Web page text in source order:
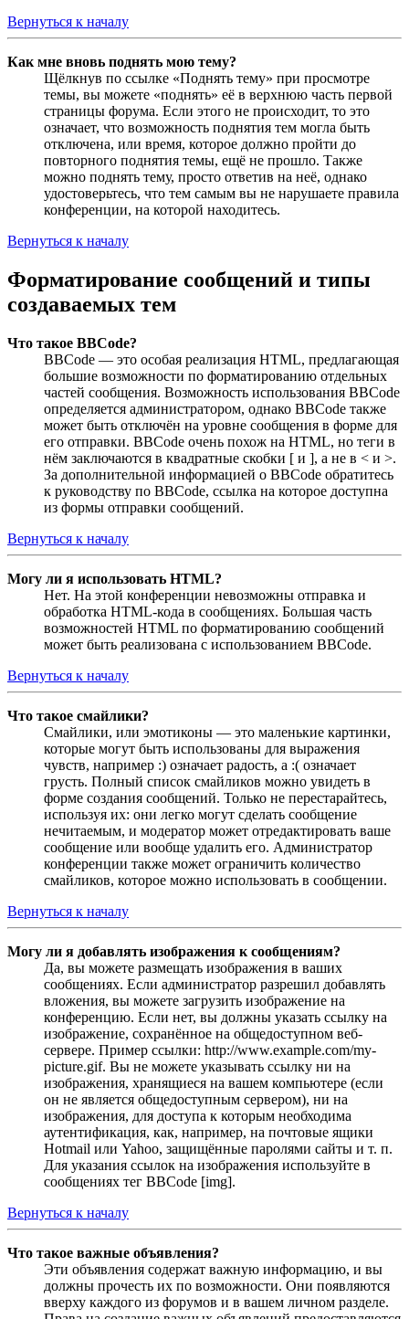
Вернуться к началу
Как мне вновь поднять мою тему?
Щёлкнув по ссылке «Поднять тему» при просмотре
темы, вы можете «поднять» её в верхнюю часть первой
страницы форума. Если этого не происходит, то это
означает, что возможность поднятия тем могла быть
отключена, или время, которое должно пройти до
повторного поднятия темы, ещё не прошло. Также
можно поднять тему, просто ответив на неё, однако
удостоверьтесь, что тем самым вы не нарушаете правила
конференции, на которой находитесь.
Вернуться к началу
Форматирование сообщений и типы
создаваемых тем
Что такое BBCode?
BBCode — это особая реализация HTML, предлагающая
большие возможности по форматированию отдельных
частей сообщения. Возможность использования BBCode
определяется администратором, однако BBCode также
может быть отключён на уровне сообщения в форме для
его отправки. BBCode очень похож на HTML, но теги в
нём заключаются в квадратные скобки [ и ], а не в < и >.
За дополнительной информацией о BBCode обратитесь
к руководству по BBCode, ссылка на которое доступна
из формы отправки сообщений.
Вернуться к началу
Могу ли я использовать HTML?
Нет. На этой конференции невозможны отправка и
обработка HTML-кода в сообщениях. Большая часть
возможностей HTML по форматированию сообщений
может быть реализована с использованием BBCode.
Вернуться к началу
Что такое смайлики?
Смайлики, или эмотиконы — это маленькие картинки,
которые могут быть использованы для выражения
чувств, например :) означает радость, а :( означает
грусть. Полный список смайликов можно увидеть в
форме создания сообщений. Только не перестарайтесь,
используя их: они легко могут сделать сообщение
нечитаемым, и модератор может отредактировать ваше
сообщение или вообще удалить его. Администратор
конференции также может ограничить количество
смайликов, которое можно использовать в сообщении.
Вернуться к началу
Могу ли я добавлять изображения к сообщениям?
Да, вы можете размещать изображения в ваших
сообщениях. Если администратор разрешил добавлять
вложения, вы можете загрузить изображение на
конференцию. Если нет, вы должны указать ссылку на
изображение, сохранённое на общедоступном веб-
сервере. Пример ссылки: http://www.example.com/my-
picture.gif. Вы не можете указывать ссылку ни на
изображения, хранящиеся на вашем компьютере (если
он не является общедоступным сервером), ни на
изображения, для доступа к которым необходима
аутентификация, как, например, на почтовые ящики
Hotmail или Yahoo, защищённые паролями сайты и т. п.
Для указания ссылок на изображения используйте в
сообщениях тег BBCode [img].
Вернуться к началу
Что такое важные объявления?
Эти объявления содержат важную информацию, и вы
должны прочесть их по возможности. Они появляются
вверху каждого из форумов и в вашем личном разделе.